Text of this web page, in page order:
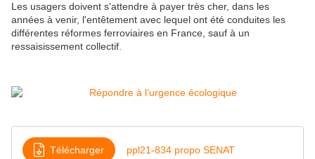
Les usagers doivent s'attendre à payer très cher, dans les
années à venir, l'entêtement avec lequel ont été conduites les
différentes réformes ferroviaires en France, sauf à un
ressaisissement collectif.
Télécharger ppl21-834 propo SENAT